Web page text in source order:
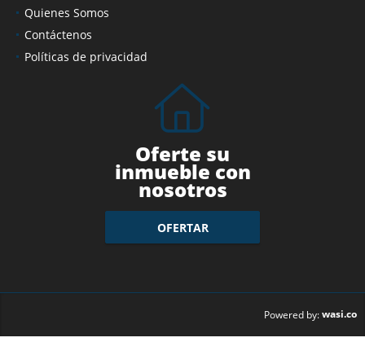
Quienes Somos
Contáctenos
Políticas de privacidad
Oferte su
inmueble con
nosotros
OFERTAR
Powered by:wasi.co